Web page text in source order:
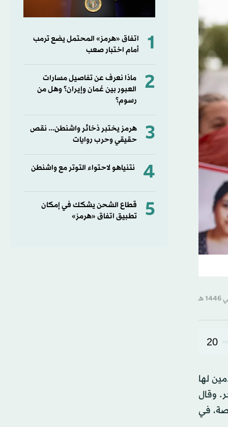
20
لها
وقال
في
1
اتفاق «هرمز» المحتمل يضع ترمب
أمام اختبار صعب
2
ماذا نعرف عن تفاصيل مسارات
العبور بين عُمان وإيران؟ وهل من
رسوم؟
3
هرمز يختبر ذخائر واشنطن... نقص
حقيقي وحرب روايات
4 نتنياهو لاحتواء التوتر مع واشنطن
5
قطاع الشحن يشكك في إمكان
تطبيق اتفاق «هرمز»